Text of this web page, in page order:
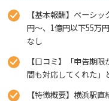
【基本報酬】ベーシ
円〜、1億円以下55万
なし
【口コミ】「申告期
間も対応してくれた」
【特徴概要】横浜駅